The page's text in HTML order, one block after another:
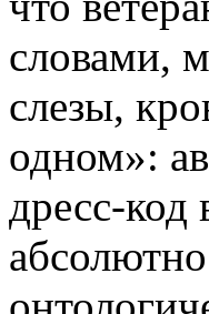
словами,
слезы,
одном»:
дресс-